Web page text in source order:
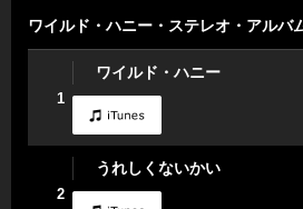
ワイルド・ハニー・ステレオ・アルバ
1
ワイルド・ハニー
2
うれしくないかい